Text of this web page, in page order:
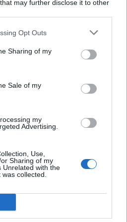
that may further disclose it to other
Opt Outs
Sharing of my
Sale of my
my
Advertising.
Use,
Sharing of my
Unrelated with the
collected.